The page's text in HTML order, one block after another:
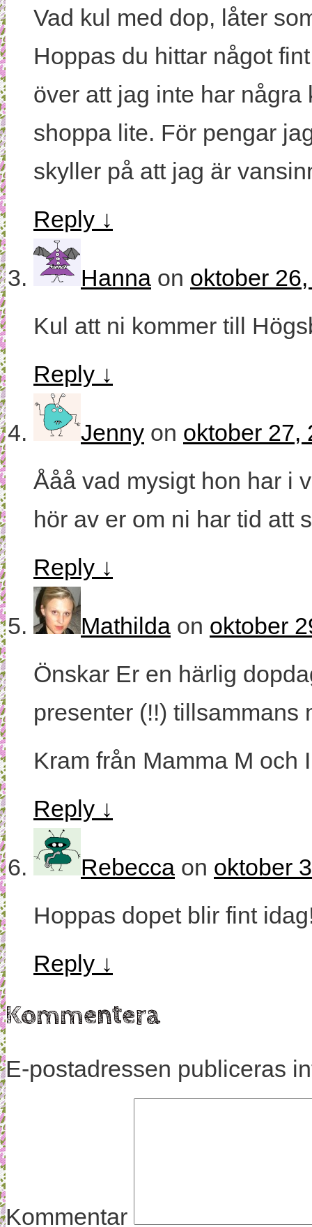
Vad kul med dop, låter
Hoppas du hittar något
över att jag inte har
shoppa lite. För pengar
skyller på att jag är
Reply ↓
Hanna on oktober
Kul att ni kommer till
Reply ↓
Jenny on oktober 27,
Ååå vad mysigt hon har i
hör av er om ni har tid att
Reply ↓
Mathilda on oktober
Önskar Er en härlig
presenter (!!) tillsammans
Kram från Mamma M och
Reply ↓
Rebecca on oktober
Hoppas dopet blir fint
Reply ↓
Kommentera
E-postadressen publiceras
Kommentar